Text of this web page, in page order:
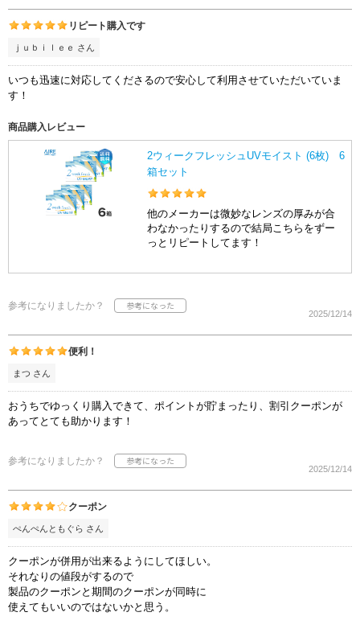
リピート購入です
ｊｕｂｉｌｅｅ さん
いつも迅速に対応してくださるので安心して利用させていただいていま
す！
商品購入レビュー
2ウィークフレッシュUVモイスト (6枚) 6
箱セット
他のメーカーは微妙なレンズの厚みが合
わなかったりするので結局こちらをずー
っとリピートしてます！
参考になりましたか？
2025/12/14
便利！
まつ さん
おうちでゆっくり購入できて、ポイントが貯まったり、割引クーポンが
あってとても助かります！
参考になりましたか？
2025/12/14
クーポン
ぺんぺんともぐら さん
クーポンが併用が出来るようにしてほしい。
それなりの値段がするので
製品のクーポンと期間のクーポンが同時に
使えてもいいのではないかと思う。